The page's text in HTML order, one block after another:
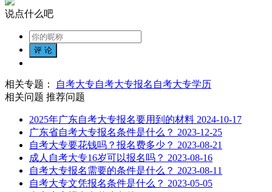
说点什么吧
相关专题： 自考大专自考大专报名 自考大专学历
相关问题 推荐问题
2025年广东自考大专报名要用到的材料 2024-10-17
广东省自考大专报名条件是什么？ 2023-12-25
自考大专要花钱吗？报名费多少？ 2023-08-21
成人自考大专16岁可以报名吗？ 2023-08-16
自考大专报名需要的条件是什么？ 2023-08-11
自考大专文凭报名条件是什么？ 2023-05-05